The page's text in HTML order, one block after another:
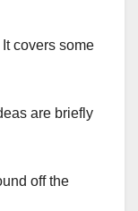
covers some
are briefly
off the